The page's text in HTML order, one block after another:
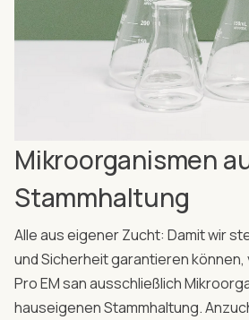
Mikroorganismen
Stammhaltung
Alle aus eigener Zucht: Damit wir
und Sicherheit garantieren
Pro EM san ausschließlich
hauseigenen Stammhaltung.